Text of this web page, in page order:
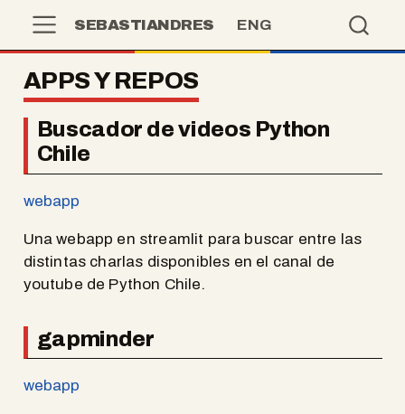
SEBASTIANDRES ENG
APPS Y REPOS
Buscador de videos Python
Chile
webapp
Una webapp en streamlit para buscar entre las
distintas charlas disponibles en el canal de
youtube de Python Chile.
gapminder
webapp